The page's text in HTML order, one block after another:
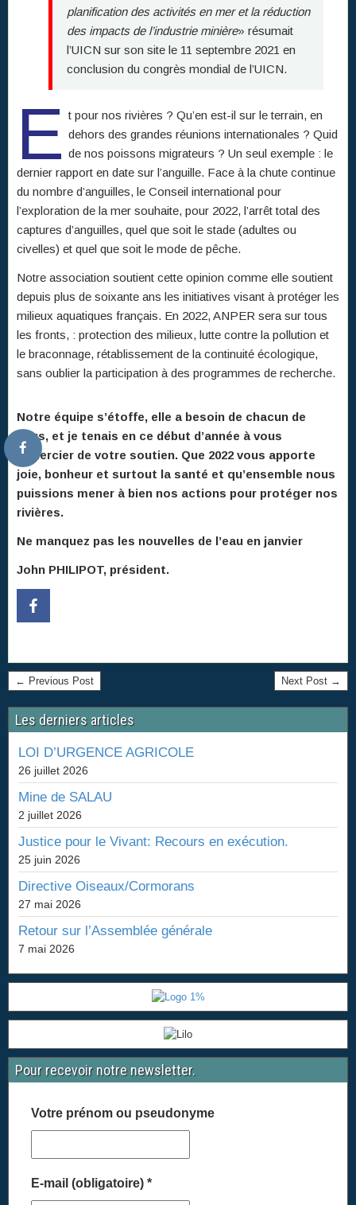
planification des activités en mer et la réduction
des impacts de l’industrie minière» résumait
l’UICN sur son site le 11 septembre 2021 en
conclusion du congrès mondial de l’UICN.
E t pour nos rivières ? Qu’en est-il sur le terrain, en
dehors des grandes réunions internationales ? Quid
de nos poissons migrateurs ? Un seul exemple : le
dernier rapport en date sur l’anguille. Face à la chute continue
du nombre d’anguilles, le Conseil international pour
l’exploration de la mer souhaite, pour 2022, l’arrêt total des
captures d’anguilles, quel que soit le stade (adultes ou
civelles) et quel que soit le mode de pêche.
Notre association soutient cette opinion comme elle soutient
depuis plus de soixante ans les initiatives visant à protéger les
milieux aquatiques français. En 2022, ANPER sera sur tous
les fronts, : protection des milieux, lutte contre la pollution et
le braconnage, rétablissement de la continuité écologique,
sans oublier la participation à des programmes de recherche.
Notre équipe s’étoffe, elle a besoin de chacun de
vous, et je tenais en ce début d’année à vous
remercier de votre soutien. Que 2022 vous apporte
joie, bonheur et surtout la santé et qu’ensemble nous
puissions mener à bien nos actions pour protéger nos
rivières.
Ne manquez pas les nouvelles de l’eau en janvier
John PHILIPOT, président.
← Previous Post Next Post →
Les derniers articles
LOI D’URGENCE AGRICOLE
26 juillet 2026
Mine de SALAU
2 juillet 2026
Justice pour le Vivant: Recours en exécution.
25 juin 2026
Directive Oiseaux/Cormorans
27 mai 2026
Retour sur l’Assemblée générale
7 mai 2026
Pour recevoir notre newsletter.
Votre prénom ou pseudonyme
E-mail (obligatoire) *